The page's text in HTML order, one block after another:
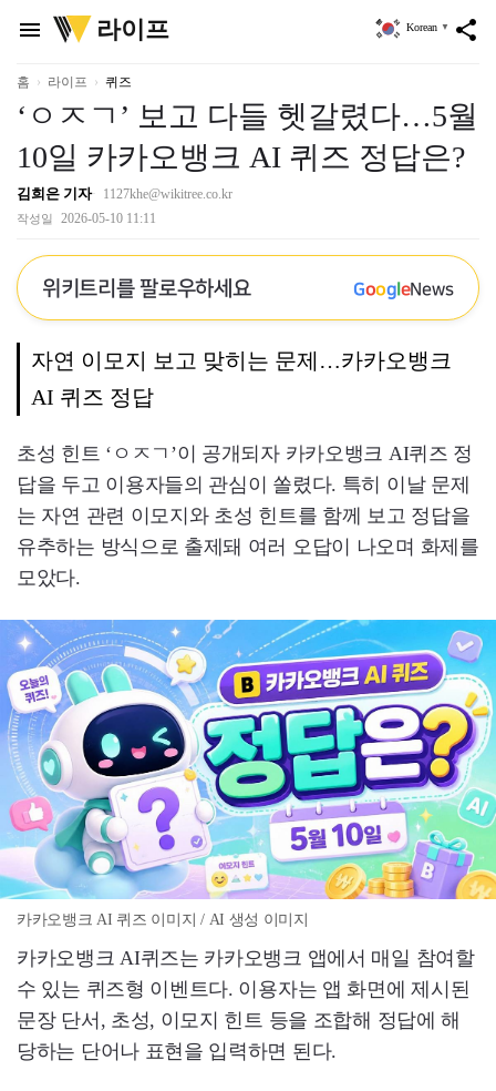
menu
위
키
리
라이프 share
Korean ▼
홈 라이프 퀴즈
‘ㅇㅈㄱ’ 보고 다들 헷갈렸다…5월
10일 카카오뱅크 AI 퀴즈 정답은?
김희은 기자 1127khe@wikitree.co.kr
작성일 2026-05-10 11:11
위키트리를 팔로우하세요 GoogleNews
자연 이모지 보고 맞히는 문제…카카오뱅크
AI 퀴즈 정답
초성 힌트 ‘ㅇㅈㄱ’이 공개되자 카카오뱅크 AI퀴즈 정
답을 두고 이용자들의 관심이 쏠렸다. 특히 이날 문제
는 자연 관련 이모지와 초성 힌트를 함께 보고 정답을
유추하는 방식으로 출제돼 여러 오답이 나오며 화제를
모았다.
카카오뱅크 AI 퀴즈 이미지 / AI 생성 이미지
카카오뱅크 AI퀴즈는 카카오뱅크 앱에서 매일 참여할
수 있는 퀴즈형 이벤트다. 이용자는 앱 화면에 제시된
문장 단서, 초성, 이모지 힌트 등을 조합해 정답에 해
당하는 단어나 표현을 입력하면 된다.